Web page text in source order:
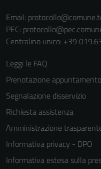
Email:
PEC:
Centralino unico: +39
Leggi le FAQ
Prenotazione appuntamento
Segnalazione disservizio
Richiesta assistenza
Amministrazione
Informativa privacy - DPO
Informativa estesa sulla